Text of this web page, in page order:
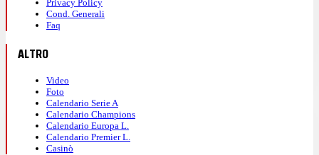
Privacy Policy
Cond. Generali
Faq
ALTRO
Video
Foto
Calendario Serie A
Calendario Champions
Calendario Europa L.
Calendario Premier L.
Casinò